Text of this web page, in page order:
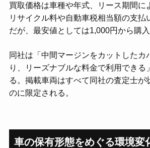
買取価格は車種や年式、リース期間に
リサイクル料や自動車税相当額の支払
だが、最安値としては1,000円から購入
同社は「中間マージンをカットしたカ
り、リーズナブルな料金で利用できる
る。掲載車両はすべて同社の査定士が
のに限定される。
車の保有形態をめぐる環境変